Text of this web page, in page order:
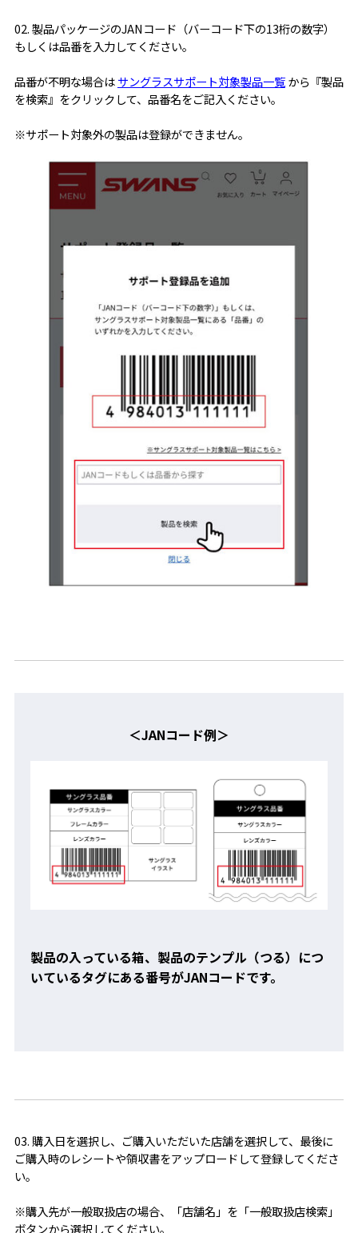
02. 製品パッケージのJANコード（バーコード下の13桁の数字）
もしくは品番を入力してください。
品番が不明な場合はサングラスサポート対象製品一覧から『製品
を検索』をクリックして、品番名をご記入ください。
※サポート対象外の製品は登録ができません。
＜JANコード例＞
製品の入っている箱、製品のテンプル（つる）につ
いているタグにある番号がJANコードです。
03. 購入日を選択し、ご購入いただいた店舗を選択して、最後に
ご購入時のレシートや領収書をアップロードして登録してくださ
い。
※購入先が一般取扱店の場合、「店舗名」を「一般取扱店検索」
ボタンから選択してください。